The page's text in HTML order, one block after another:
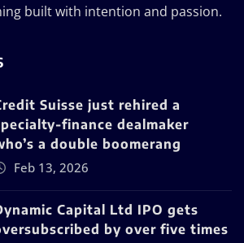
built with intention and passion.
Suisse just rehired a
finance dealmaker
a double boomerang
Feb 13, 2026
Capital Ltd IPO gets
by over five times